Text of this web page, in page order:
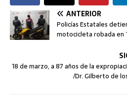
ANTERIOR
Policías Estatales
motocicleta robada en
18 de marzo, a 87 años de la
/Dr. Gilberto de